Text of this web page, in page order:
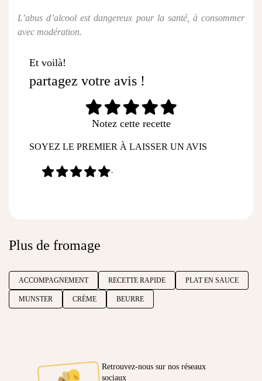
L’abus d’alcool est dangereux pour la santé, à consommer
avec modération.
Et voilà!
partagez votre avis !
Notez cette recette
SOYEZ LE PREMIER À LAISSER UN AVIS
-
Plus de fromage
ACCOMPAGNEMENT RECETTE RAPIDE PLAT EN SAUCE
MUNSTER CRÈME BEURRE
Retrouvez-nous sur nos réseaux
sociaux